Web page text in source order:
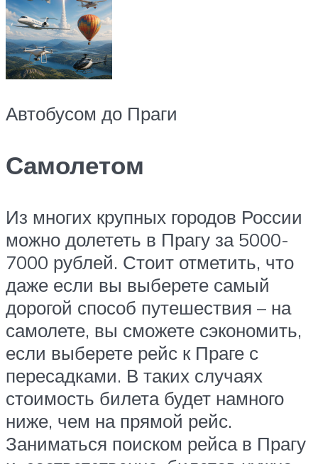
Автобусом до Праги
Самолетом
Из многих крупных городов России
можно долететь в Прагу за 5000-
7000 рублей. Стоит отметить, что
даже если вы выберете самый
дорогой способ путешествия – на
самолете, вы сможете сэкономить,
если выберете рейс к Праге с
пересадками. В таких случаях
стоимость билета будет намного
ниже, чем на прямой рейс.
Заниматься поиском рейса в Прагу